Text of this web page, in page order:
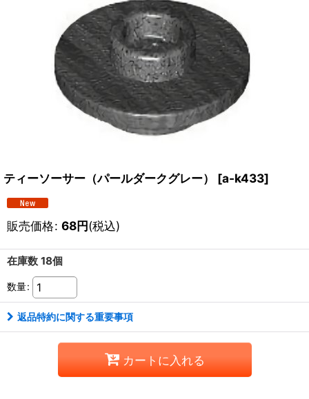
ティーソーサー（パールダークグレー） [a-k433]
販売価格: 68円(税込)
在庫数 18個
数量:
返品特約に関する重要事項
カートに入れる